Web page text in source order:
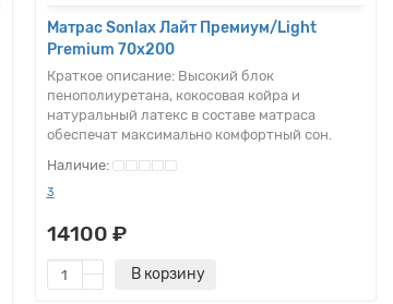
Матрас Sonlax Лайт Премиум/Light
Premium 70x200
Краткое описание: Высокий блок
пенополиуретана, кокосовая койра и
натуральный латекс в составе матраса
обеспечат максимально комфортный сон.
3
14100 ₽
В корзину